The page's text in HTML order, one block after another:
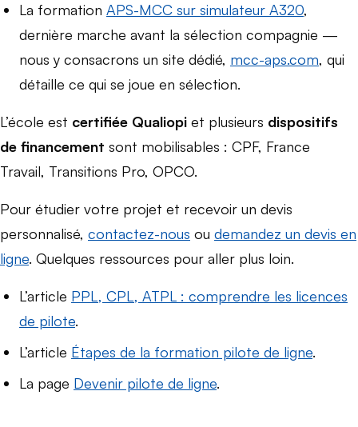
La formation APS-MCC sur simulateur A320,
dernière marche avant la sélection compagnie —
nous y consacrons un site dédié, mcc-aps.com, qui
détaille ce qui se joue en sélection.
L’école est certifiée Qualiopi et plusieurs dispositifs
de financement sont mobilisables : CPF, France
Travail, Transitions Pro, OPCO.
Pour étudier votre projet et recevoir un devis
personnalisé, contactez-nous ou demandez un devis en
ligne. Quelques ressources pour aller plus loin.
L’article PPL, CPL, ATPL : comprendre les licences
de pilote.
L’article Étapes de la formation pilote de ligne.
La page Devenir pilote de ligne.